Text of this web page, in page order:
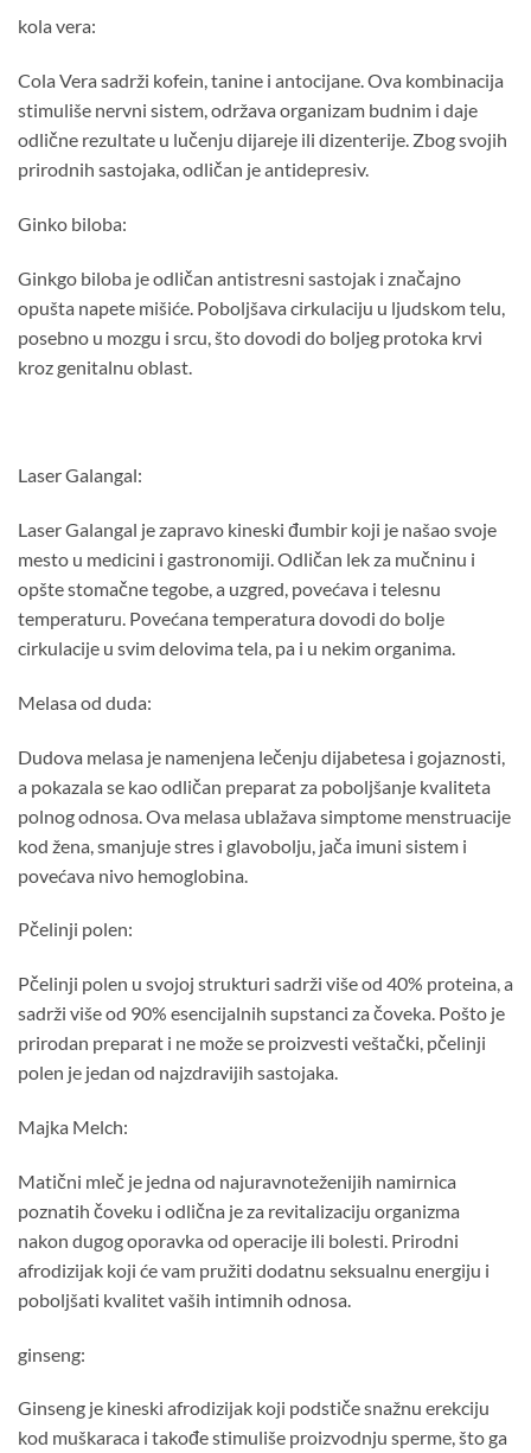
kola vera:
Cola Vera sadrži kofein, tanine i antocijane. Ova kombinacija
stimuliše nervni sistem, održava organizam budnim i daje
odlične rezultate u lučenju dijareje ili dizenterije. Zbog svojih
prirodnih sastojaka, odličan je antidepresiv.
Ginko biloba:
Ginkgo biloba je odličan antistresni sastojak i značajno
opušta napete mišiće. Poboljšava cirkulaciju u ljudskom telu,
posebno u mozgu i srcu, što dovodi do boljeg protoka krvi
kroz genitalnu oblast.
Laser Galangal:
Laser Galangal je zapravo kineski đumbir koji je našao svoje
mesto u medicini i gastronomiji. Odličan lek za mučninu i
opšte stomačne tegobe, a uzgred, povećava i telesnu
temperaturu. Povećana temperatura dovodi do bolje
cirkulacije u svim delovima tela, pa i u nekim organima.
Melasa od duda:
Dudova melasa je namenjena lečenju dijabetesa i gojaznosti,
a pokazala se kao odličan preparat za poboljšanje kvaliteta
polnog odnosa. Ova melasa ublažava simptome menstruacije
kod žena, smanjuje stres i glavobolju, jača imuni sistem i
povećava nivo hemoglobina.
Pčelinji polen:
Pčelinji polen u svojoj strukturi sadrži više od 40% proteina, a
sadrži više od 90% esencijalnih supstanci za čoveka. Pošto je
prirodan preparat i ne može se proizvesti veštački, pčelinji
polen je jedan od najzdravijih sastojaka.
Majka Melch:
Matični mleč je jedna od najuravnoteženijih namirnica
poznatih čoveku i odlična je za revitalizaciju organizma
nakon dugog oporavka od operacije ili bolesti. Prirodni
afrodizijak koji će vam pružiti dodatnu seksualnu energiju i
poboljšati kvalitet vaših intimnih odnosa.
ginseng:
Ginseng je kineski afrodizijak koji podstiče snažnu erekciju
kod muškaraca i takođe stimuliše proizvodnju sperme, što ga